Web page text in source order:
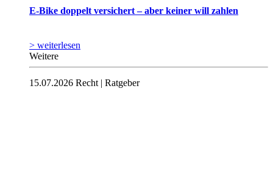
E-Bike doppelt versichert – aber keiner will zahlen
> weiterlesen
Weitere
15.07.2026 Recht | Ratgeber